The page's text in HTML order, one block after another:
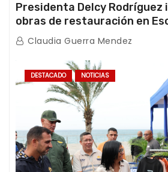
Presidenta Delcy Rodríguez
obras de restauración en
afectaciones sísmicas en La
Claudia Guerra Mendez
DESTACADO NOTICIAS